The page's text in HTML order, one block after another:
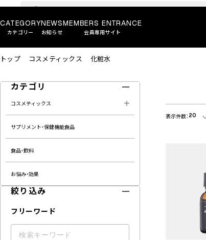
CATEGORY
カテゴリー
NEWS
お知らせ
MEMBERS ENTRANCE
会員専用サイト
トップ コスメティックス 化粧水
カテゴリ
コスメティックス
サプリメント・保健機能食品
食品・飲料
お悩み・効果
絞り込み
フリーワード
表示件数： 20